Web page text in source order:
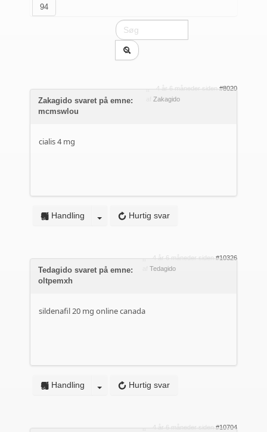
94
4 år 6 måneder siden #8020
Zakagido
Zakagido svaret på emne:
mcmswlou
cialis 4 mg
Hurtig svar
Handling
4 år 6 måneder siden #10326
Tedagido
Tedagido svaret på emne:
oltpemxh
sildenafil 20 mg online canada
Hurtig svar
Handling
4 år 6 måneder siden #10704